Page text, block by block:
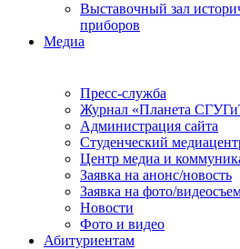
Выставочный зал
приборов
Медиа
Пресс-служба
Журнал «Планета
Администрация сайта
Студенческий
Центр медиа и
Заявка на анонс/новость
Заявка на фото/
Новости
Фото и видео
Абитуриентам